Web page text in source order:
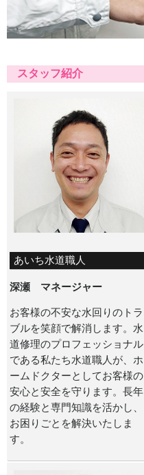
スタッフ紹介
あいち水道職人
深瀬 マネージャー
お客様の不安な水回りのトラ
ブルを笑顔で解消します。水
道修理のプロフェッショナル
である私たち水道職人が、ホ
ームドクターとしてお客様の
安心と安全を守ります。長年
の経験と専門知識を活かし、
お困りごとを解決いたしま
す。